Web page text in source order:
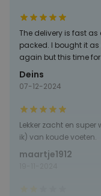
The delivery is fast
packed. I bought it as
again but this time
Deins
07-12-2024
Lekker zacht en
ik) van koude voeten.
maartje1912